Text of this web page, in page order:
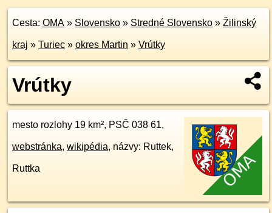
Cesta: OMA » Slovensko » Stredné Slovensko » Žilinský
kraj » Turiec » okres Martin » Vrútky
Vrútky
mesto rozlohy 19 km², PSČ 038 61,
webstránka, wikipédia, názvy: Ruttek,
Ruttka